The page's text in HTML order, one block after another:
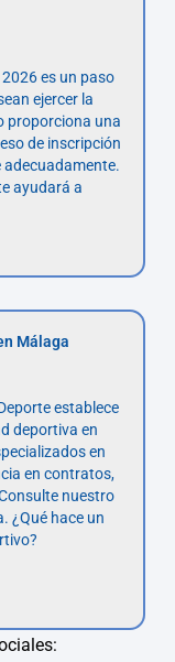
es un paso
ejercer la
proporciona una
de inscripción
ayudará a
Málaga
establece
deportiva en
en
en contratos,
nuestro
¿Qué hace un